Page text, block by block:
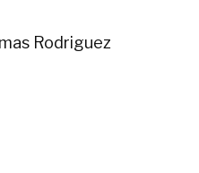
Rodriguez